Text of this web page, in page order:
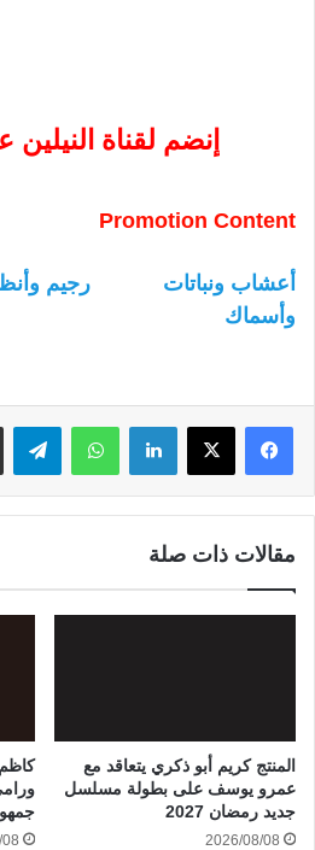
إنضم لقناة
Promotion Content
أعشاب ونباتات رجيم
وأسماك
لينكدإن واتساب
مقالات ذات صلة
المنتج كريم أبو ذكري يتعاقد مع
عمرو يوسف على بطولة مسلسل
جديد رمضان 2027
2026/08/08
جمهورهم